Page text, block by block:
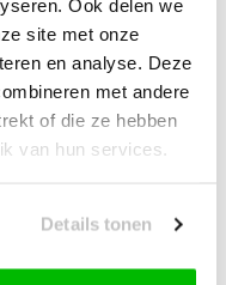
Ook delen we
site met onze
en analyse. Deze
met andere
of die ze hebben
van hun services.
Details tonen
Bundelkorting:29,00